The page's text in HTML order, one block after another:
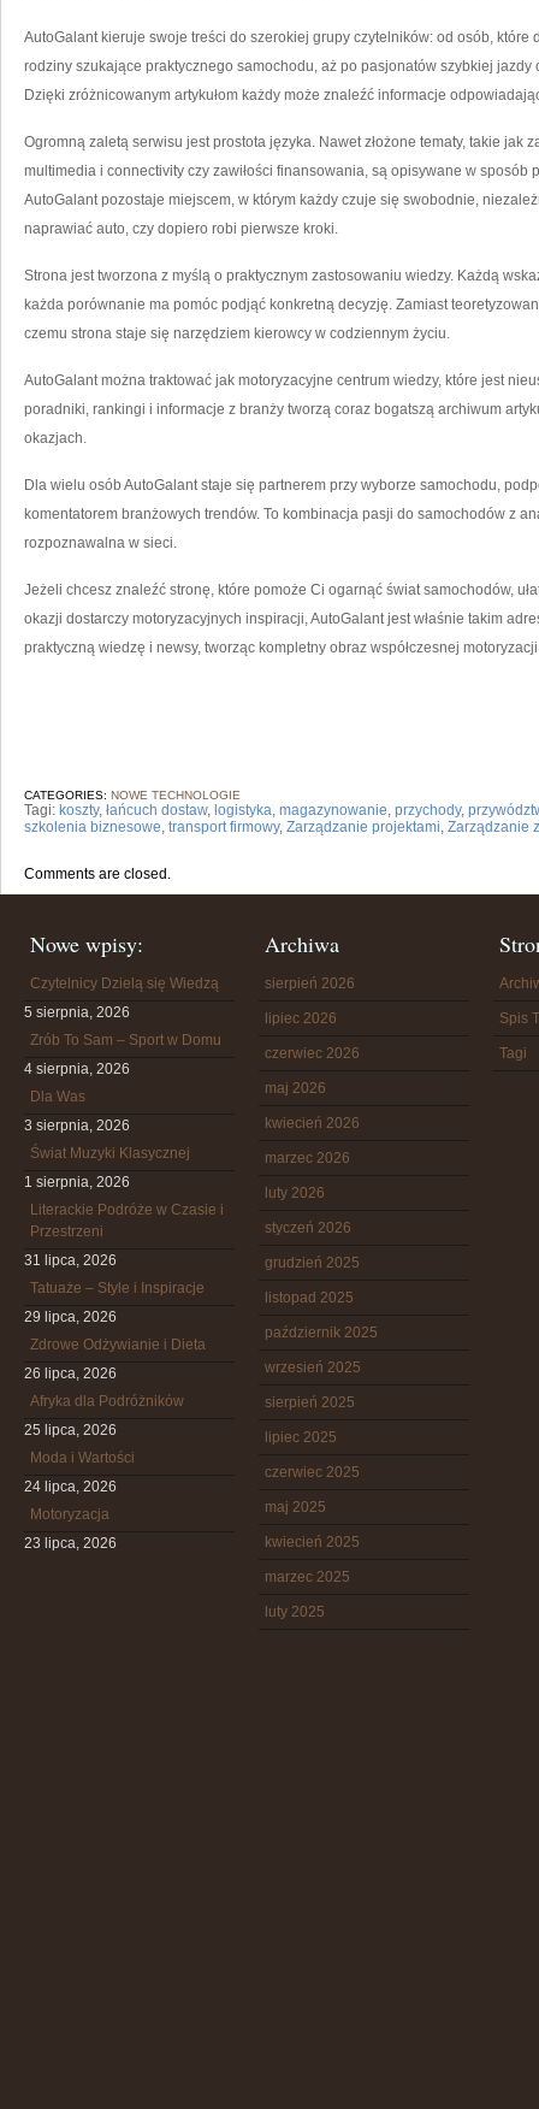
AutoGalant kieruje swoje treści do szerokiej grupy czytelników: od osób, które
rodziny szukające praktycznego samochodu, aż po pasjonatów szybkiej
Dzięki zróżnicowanym artykułom każdy może znaleźć informacje
Ogromną zaletą serwisu jest prostota języka. Nawet złożone tematy, takie jak
multimedia i connectivity czy zawiłości finansowania, są opisywane w sposób
AutoGalant pozostaje miejscem, w którym każdy czuje się swobodnie,
naprawiać auto, czy dopiero robi pierwsze kroki.
Strona jest tworzona z myślą o praktycznym zastosowaniu wiedzy. Każdą
każda porównanie ma pomóc podjąć konkretną decyzję. Zamiast
czemu strona staje się narzędziem kierowcy w codziennym życiu.
AutoGalant można traktować jak motoryzacyjne centrum wiedzy, które jest
poradniki, rankingi i informacje z branży tworzą coraz bogatszą archiwum
okazjach.
Dla wielu osób AutoGalant staje się partnerem przy wyborze samochodu,
komentatorem branżowych trendów. To kombinacja pasji do samochodów z
rozpoznawalna w sieci.
Jeżeli chcesz znaleźć stronę, które pomoże Ci ogarnąć świat samochodów,
okazji dostarczy motoryzacyjnych inspiracji, AutoGalant jest właśnie takim
praktyczną wiedzę i newsy, tworząc kompletny obraz współczesnej
CATEGORIES: NOWE TECHNOLOGIE
Tagi: koszty, łańcuch dostaw, logistyka, magazynowanie, przychody,
szkolenia biznesowe, transport firmowy, Zarządzanie projektami, Zarządzanie
Comments are closed.
Nowe wpisy:
Czytelnicy Dzielą się Wiedzą
5 sierpnia, 2026
Zrób To Sam – Sport w Domu
4 sierpnia, 2026
Dla Was
3 sierpnia, 2026
Świat Muzyki Klasycznej
1 sierpnia, 2026
Literackie Podróże w Czasie i
Przestrzeni
31 lipca, 2026
Tatuaże – Style i Inspiracje
29 lipca, 2026
Zdrowe Odżywianie i Dieta
26 lipca, 2026
Afryka dla Podróżników
25 lipca, 2026
Moda i Wartości
24 lipca, 2026
Motoryzacja
23 lipca, 2026
Archiwa
sierpień 2026
lipiec 2026
czerwiec 2026
maj 2026
kwiecień 2026
marzec 2026
luty 2026
styczeń 2026
grudzień 2025
listopad 2025
październik 2025
wrzesień 2025
sierpień 2025
lipiec 2025
czerwiec 2025
maj 2025
kwiecień 2025
marzec 2025
luty 2025
Spis
Tagi